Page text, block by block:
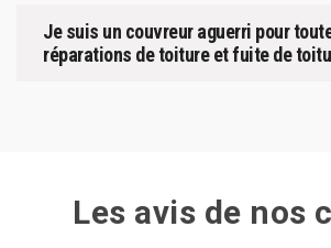
Je suis un couvreur aguerri pour
réparations de toiture et fuite de
Les avis de nos